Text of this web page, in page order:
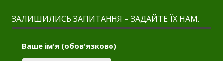
ЗАЛИШИЛИСЬ ЗАПИТАННЯ – ЗАДАЙТЕ ЇХ НАМ.
Ваше ім'я (обов'язково)